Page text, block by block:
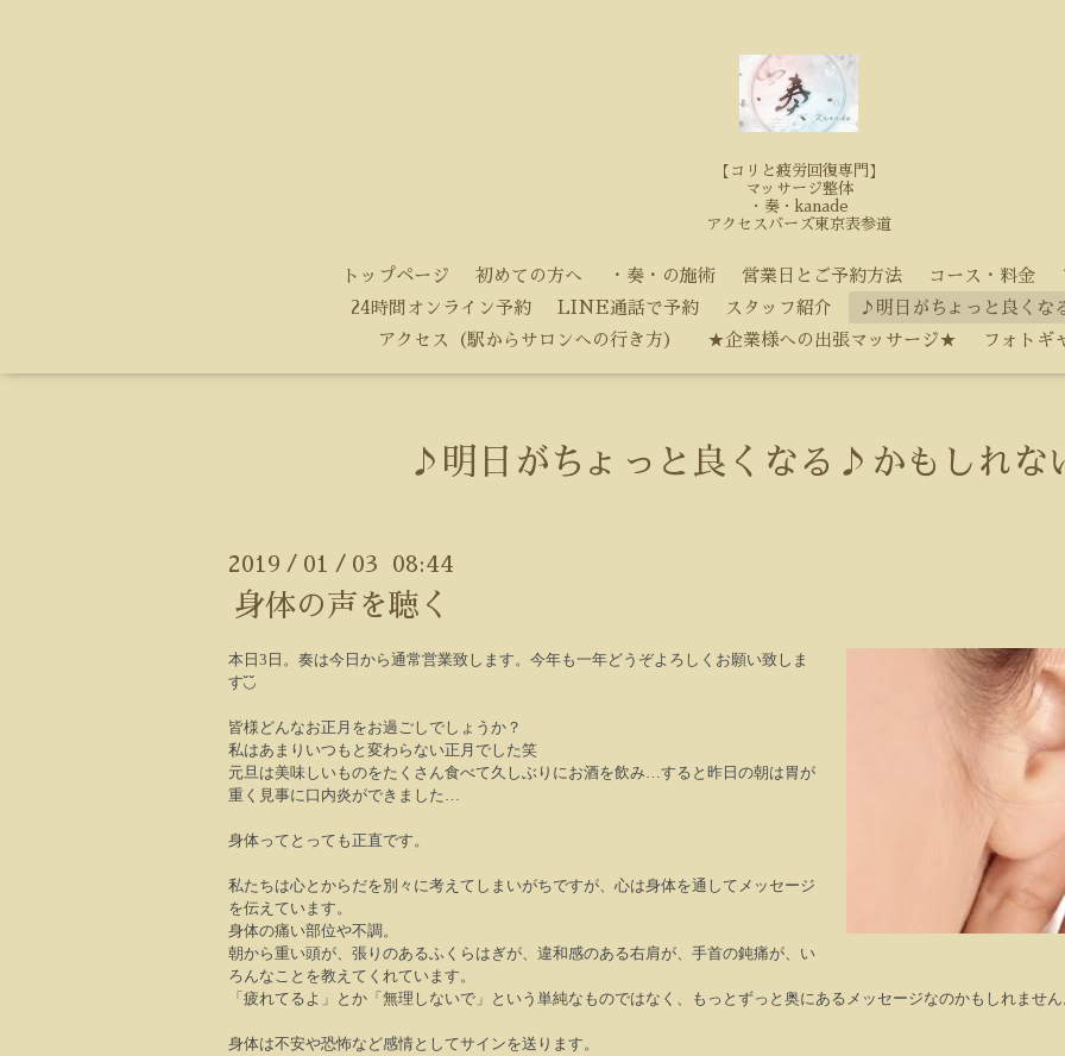
【コリと疲労回復専門】
マッサージ整体
・奏・kanade
アクセスバーズ東京表参道
トップページ 初めての方へ ・奏・の施術 営業日とご予約方法 コース・料金
24時間オンライン予約
LINE通話で予約 スタッフ紹介
♪明日がちょっと良くな
アクセス（駅からサロンへの行き方）
★企業様への出張マッサージ★ フォトギ
♪明日がちょっと良くなる♪かもしれな
2019 / 01 / 03 08:44
身体の声を聴く
本日 3 日。奏は今日から通常営業致します。今年も一年どうぞよろしくお願い致しま
す◟̆◞̆
皆様どんなお正月をお過ごしでしょうか？
私はあまりいつもと変わらない正月でした笑
元旦は美味しいものをたくさん食べて久しぶりにお酒を飲み…すると昨日の朝は胃が
重く見事に口内炎ができました…
身体ってとっても正直です。
私たちは心とからだを別々に考えてしまいがちですが、心は身体を通してメッセージ
を伝えています。
身体の痛い部位や不調。
朝から重い頭が、張りのあるふくらはぎが、違和感のある右肩が、手首の鈍痛が、い
ろんなことを教えてくれています。
「疲れてるよ」とか「無理しないで」という単純なものではなく、もっとずっと奥にあるメッセージなのかもしれませ
身体は不安や恐怖など感情としてサインを送ります。